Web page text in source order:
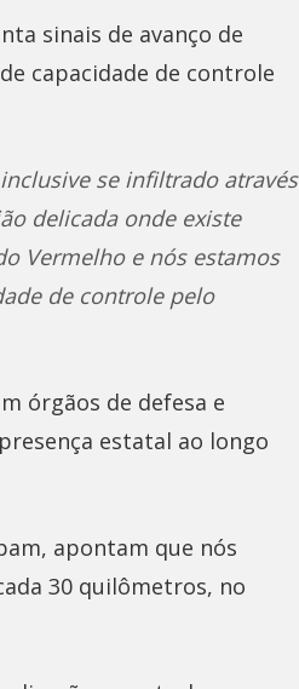
sinais de avanço de
capacidade de controle
se infiltrado através
delicada onde existe
Vermelho e nós estamos
de controle pelo
órgãos de defesa e
estatal ao longo
apontam que nós
30 quilômetros, no